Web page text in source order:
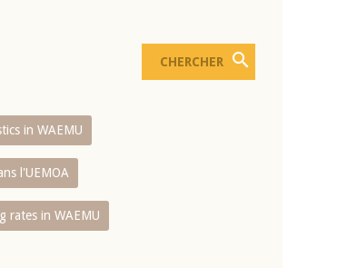
in WAEMU
l'UEMOA
rates in WAEMU